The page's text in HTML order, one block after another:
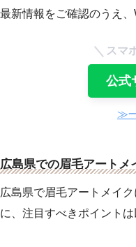
最新情報をご確認のうえ
スマ
公式
≫
広島県での眉毛アートメ
広島県で眉毛アートメイ
に、注目すべきポイントは